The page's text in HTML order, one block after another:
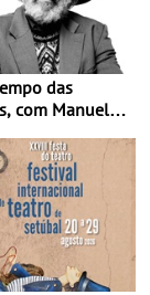
com Manuel
na MAAT
Setembro,